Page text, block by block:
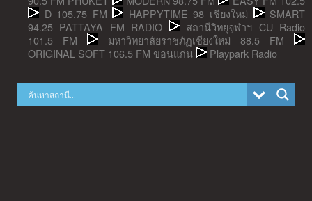
D 105.75 FM
HAPPYTIME 98 เชียงใหม่
SMART
94.25 PATTAYA FM RADIO
สถานีวิทยุจุฬาฯ CU Radio
101.5 FM
มหาวิทยาลัยราชภัฏเชียงใหม่ 88.5 FM
ORIGINAL SOFT 106.5 FM ขอนแก่น
Playpark Radio